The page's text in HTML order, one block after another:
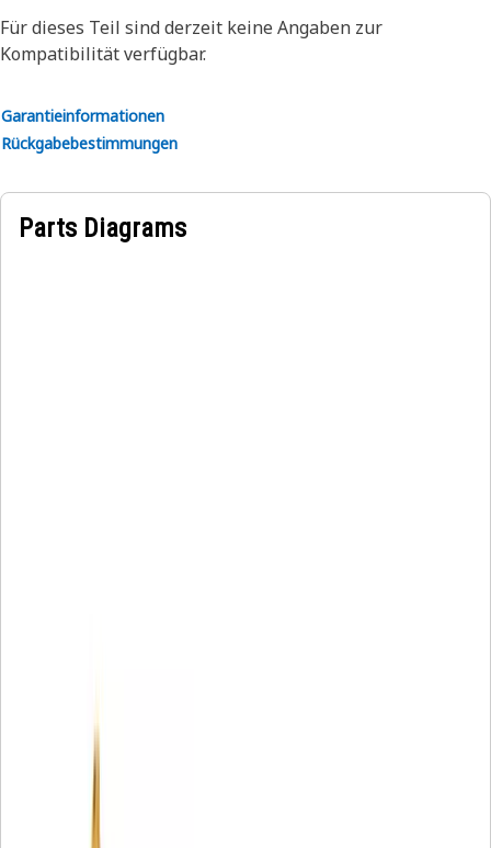
Für dieses Teil sind derzeit keine Angaben zur
Kompatibilität verfügbar.
Garantieinformationen
Rückgabebestimmungen
Parts Diagrams